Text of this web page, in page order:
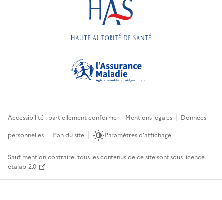
Accessibilité : partiellement conforme Mentions légales
Données
personnelles
Plan du site Paramètres d'affichage
Sauf mention contraire, tous les contenus de ce site sont sous licence
etalab-2.0